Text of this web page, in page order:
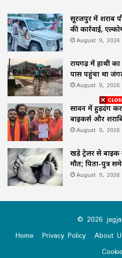
सूरजपुर में शराब
की कार्रवाई,
August 9, 2026
रायगढ़ में हाथी
पास पहुंचा था
August 9, 2026
सावन में हुड़दंग
बाइकर्स और
August 9, 2026
खड़े ट्रेलर से
मौत; पिता-पुत्र
August 9, 2026
© 2026
Home
Privacy Policy About
Cookie